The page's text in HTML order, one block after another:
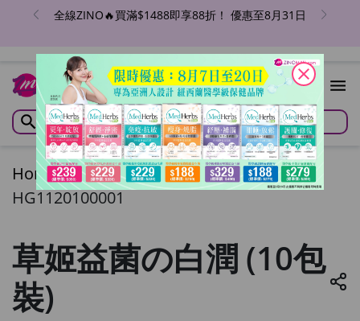
全線ZINO🔥買滿$1488即享88折！ 優惠至8月31日
Home/草姬益菌の白潤 (10包裝)
HG1120100001
草姬益菌の白潤 (10包
裝)
close